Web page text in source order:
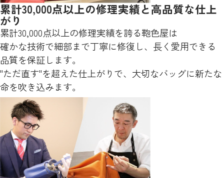
累計30,000点以上の修理実績と高品質な仕上
がり
累計30,000点以上の修理実績を誇る鞄色屋は
確かな技術で細部まで丁寧に修復し、長く愛用できる
品質を保証します。
"ただ直す"を超えた仕上がりで、大切なバッグに新たな
命を吹き込みます。